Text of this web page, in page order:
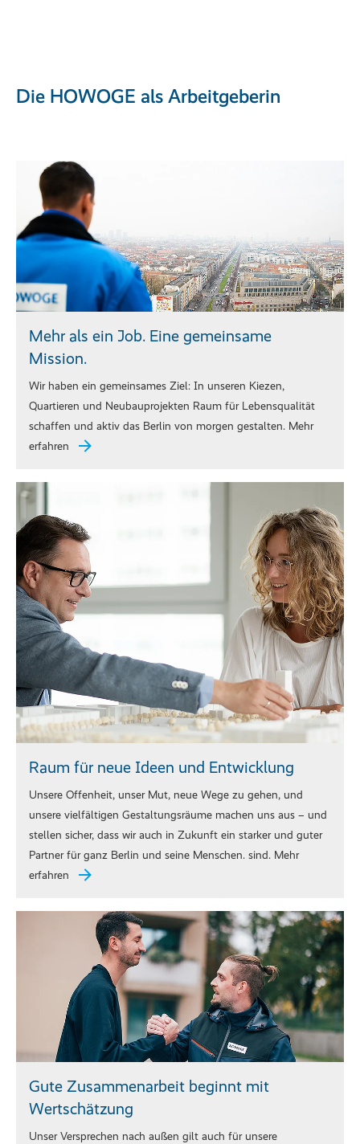
Die HOWOGE als Arbeitgeberin
Mehr als ein Job. Eine gemeinsame
Mission.
Wir haben ein gemeinsames Ziel: In unseren Kiezen,
Quartieren und Neubauprojekten Raum für Lebensqualität
schaffen und aktiv das Berlin von morgen gestalten. Mehr
erfahren
Raum für neue Ideen und Entwicklung
Unsere Offenheit, unser Mut, neue Wege zu gehen, und
unsere vielfältigen Gestaltungsräume machen uns aus – und
stellen sicher, dass wir auch in Zukunft ein starker und guter
Partner für ganz Berlin und seine Menschen. sind. Mehr
erfahren
Gute Zusammenarbeit beginnt mit
Wertschätzung
Unser Versprechen nach außen gilt auch für unsere